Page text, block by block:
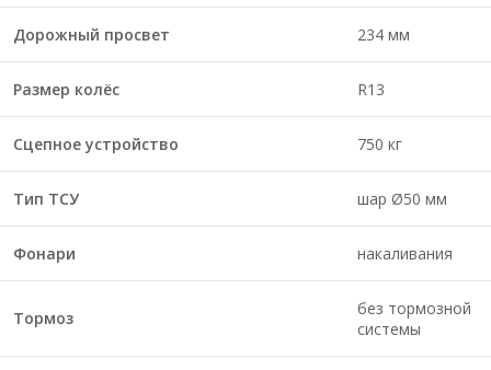
Дорожный просвет 234 мм
Размер колёс R13
Сцепное устройство 750 кг
Тип ТСУ шар Ø50 мм
Фонари накаливания
Тормоз
без тормозной
системы